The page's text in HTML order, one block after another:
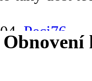
Peci76
bych se
když ji